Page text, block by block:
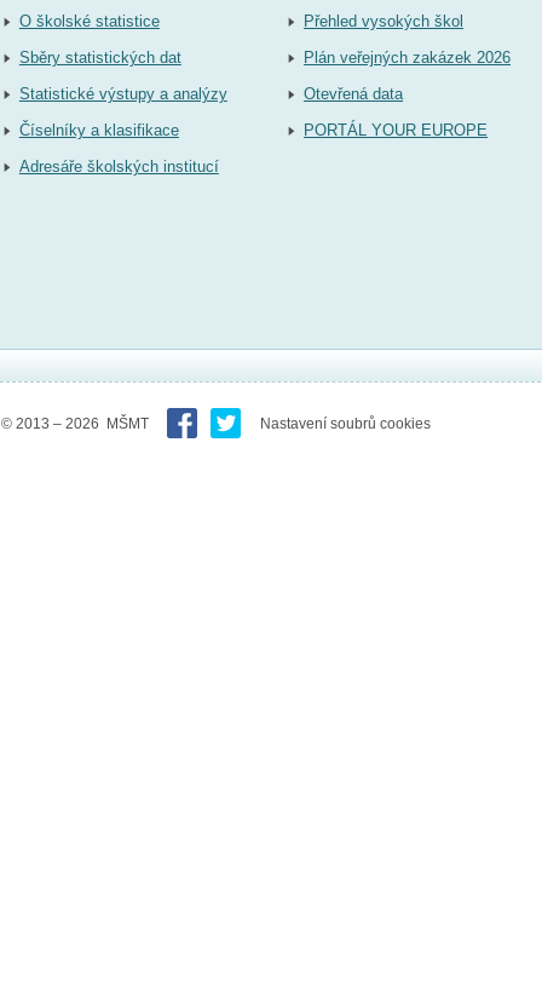
O školské statistice
Sběry statistických dat
Statistické výstupy a analýzy
Číselníky a klasifikace
Adresáře školských institucí
Přehled vysokých škol
Plán veřejných zakázek 2026
Otevřená data
PORTÁL YOUR EUROPE
© 2013 – 2026 MŠMT Nastavení soubrů cookies